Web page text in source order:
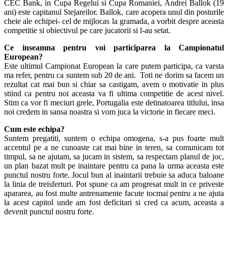
CEC Bank, in Cupa Regelui si Cupa Romaniei, Andrei Ballok (19
ani) este capitanul Stejareilor. Ballok, care acopera unul din posturile
cheie ale echipei- cel de mijlocas la gramada, a vorbit despre aceasta
competitie si obiectivul pe care jucatorii si l-au setat.
Ce inseamna pentru voi participarea la Campionatul
European?
Este ultimul Campionat European la care putem participa, ca varsta
ma refer, pentru ca suntem sub 20 de ani. Toti ne dorim sa facem un
rezultat cat mai bun si chiar sa castigam, avem o motivatie in plus
stiind ca pentru noi aceasta va fi ultima competitie de acest nivel.
Stim ca vor fi meciuri grele, Portugalia este detinatoarea titlului, insa
noi credem in sansa noastra si vom juca la victorie in fiecare meci.
Cum este echipa?
Suntem pregatiti, suntem o echipa omogena, s-a pus foarte mult
accentul pe a ne cunoaste cat mai bine in teren, sa comunicam tot
timpul, sa ne ajutam, sa jucam in sistem, sa respectam planul de joc,
un plan bazat mult pe inaintare pentru ca pana la urma aceasta este
punctul nostru forte. Jocul bun al inaintarii trebuie sa aduca baloane
la linia de treisferturi. Pot spune ca am progresat mult in ce priveste
apararea, au fost multe antrenamente facute tocmai pentru a ne ajuta
la acest capitol unde am fost deficitari si cred ca acum, aceasta a
devenit punctul nostru forte.